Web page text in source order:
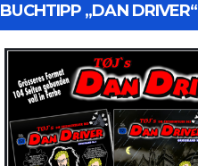
BUCHTIPP „DAN DRIVER“